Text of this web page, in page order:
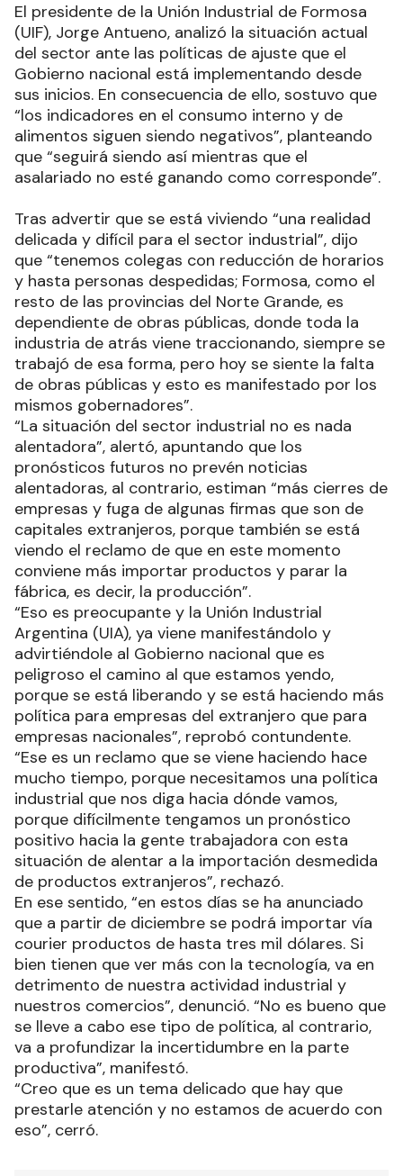
El presidente de la Unión Industrial de Formosa
(UIF), Jorge Antueno, analizó la situación actual
del sector ante las políticas de ajuste que el
Gobierno nacional está implementando desde
sus inicios. En consecuencia de ello, sostuvo que
“los indicadores en el consumo interno y de
alimentos siguen siendo negativos”, planteando
que “seguirá siendo así mientras que el
asalariado no esté ganando como corresponde”.
Tras advertir que se está viviendo “una realidad
delicada y difícil para el sector industrial”, dijo
que “tenemos colegas con reducción de horarios
y hasta personas despedidas; Formosa, como el
resto de las provincias del Norte Grande, es
dependiente de obras públicas, donde toda la
industria de atrás viene traccionando, siempre se
trabajó de esa forma, pero hoy se siente la falta
de obras públicas y esto es manifestado por los
mismos gobernadores”.
“La situación del sector industrial no es nada
alentadora”, alertó, apuntando que los
pronósticos futuros no prevén noticias
alentadoras, al contrario, estiman “más cierres de
empresas y fuga de algunas firmas que son de
capitales extranjeros, porque también se está
viendo el reclamo de que en este momento
conviene más importar productos y parar la
fábrica, es decir, la producción”.
“Eso es preocupante y la Unión Industrial
Argentina (UIA), ya viene manifestándolo y
advirtiéndole al Gobierno nacional que es
peligroso el camino al que estamos yendo,
porque se está liberando y se está haciendo más
política para empresas del extranjero que para
empresas nacionales”, reprobó contundente.
“Ese es un reclamo que se viene haciendo hace
mucho tiempo, porque necesitamos una política
industrial que nos diga hacia dónde vamos,
porque difícilmente tengamos un pronóstico
positivo hacia la gente trabajadora con esta
situación de alentar a la importación desmedida
de productos extranjeros”, rechazó.
En ese sentido, “en estos días se ha anunciado
que a partir de diciembre se podrá importar vía
courier productos de hasta tres mil dólares. Si
bien tienen que ver más con la tecnología, va en
detrimento de nuestra actividad industrial y
nuestros comercios”, denunció. “No es bueno que
se lleve a cabo ese tipo de política, al contrario,
va a profundizar la incertidumbre en la parte
productiva”, manifestó.
“Creo que es un tema delicado que hay que
prestarle atención y no estamos de acuerdo con
eso”, cerró.